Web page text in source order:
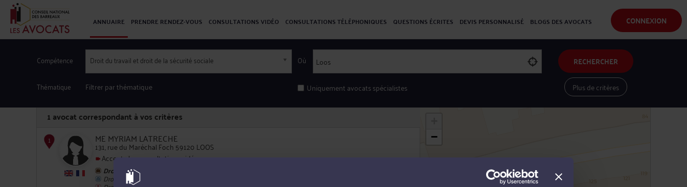
CONNEXION
ANNUAIRE PRENDRE RENDEZ-VOUS CONSULTATIONS VIDÉO CONSULTATIONS TÉLÉPHONIQUES QUESTIONS ÉCRITES DEVIS PERSONNALISÉ BLOGS DES AVOCATS
Compétence Droit du travail et droit de la sécurité sociale
Thématique Filtrer par thématique
Où
Uniquement avocats spécialistes
RECHERCHER
Plus de critères
1 avocat correspondant à vos critères
ME MYRIAM LATRECHE
131, rue du Maréchal Foch 59120 LOOS
Accepte les consultations vidéo
Droit du travail
Droit commercial, des affaires et de la concurrence
−